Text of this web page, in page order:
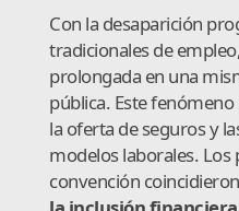
Con la desaparición
tradicionales de
prolongada en una
pública. Este
la oferta de seguros y
modelos laborales. Los
convención